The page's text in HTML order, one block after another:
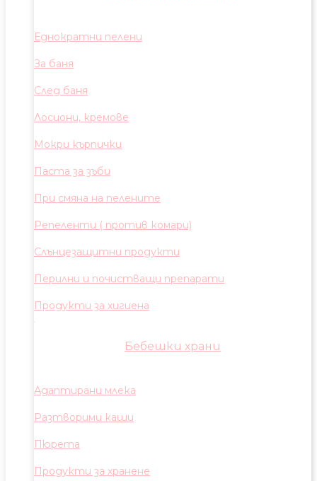
Еднократни пелени
За баня
След баня
Лосиони, кремове
Мокри кърпички
Паста за зъби
При смяна на пелените
Репеленти ( против комари)
Слънцезащитни продукти
Перилни и почистващи препарати
Продукти за хигиена
Бебешки храни
Адаптирани млека
Разтворими каши
Пюрета
Продукти за хранене